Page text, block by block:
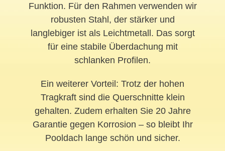
Funktion. Für den Rahmen verwenden wir
robusten Stahl, der stärker und
langlebiger ist als Leichtmetall. Das sorgt
für eine stabile Überdachung mit
schlanken Profilen.
Ein weiterer Vorteil: Trotz der hohen
Tragkraft sind die Querschnitte klein
gehalten. Zudem erhalten Sie 20 Jahre
Garantie gegen Korrosion – so bleibt Ihr
Pooldach lange schön und sicher.